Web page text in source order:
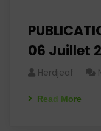
06 Juillet
Herdjeaf
Read More